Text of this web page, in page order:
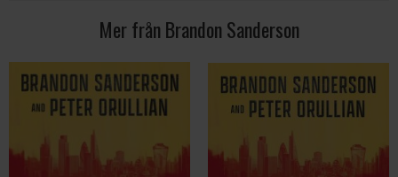
Mer från Brandon Sanderson